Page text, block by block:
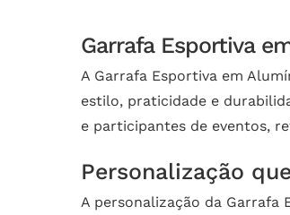
Garrafa Esportiva
A Garrafa Esportiva em
estilo, praticidade e
e participantes de eventos,
Personalização
A personalização da Garrafa